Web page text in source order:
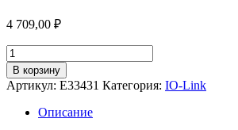
4 709,00 ₽
Количество
товара
Резьбовое
соединение
врезным
В корзину
Артикул: E33431 Категория: IO-Link
Описание